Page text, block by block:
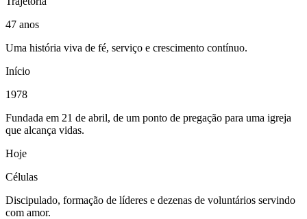
47 anos
Uma história viva de fé, serviço e crescimento contínuo.
Início
1978
Fundada em 21 de abril, de um ponto de pregação para uma igreja
que alcança vidas.
Hoje
Células
Discipulado, formação de líderes e dezenas de voluntários servindo
com amor.